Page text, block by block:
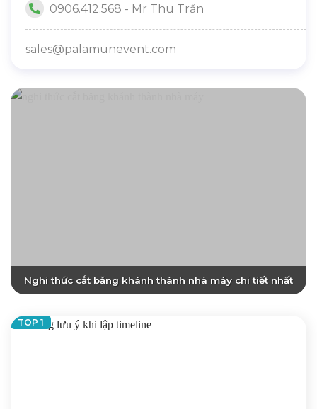
0906.412.568 - Mr Thu Trần
sales@palamunevent.com
Nghi thức cắt băng khánh thành nhà máy chi tiết nhất